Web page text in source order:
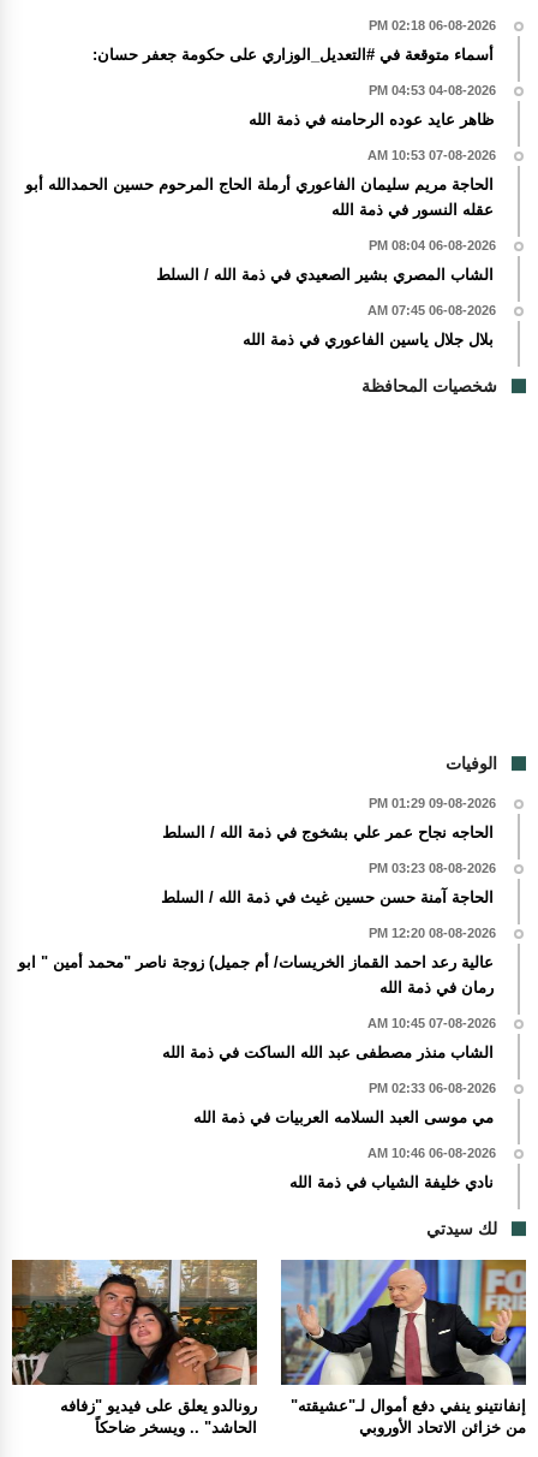
06-08-2026 02:18 PM
أسماء متوقعة في #التعديل_الوزاري على حكومة جعفر حسان:
04-08-2026 04:53 PM
ظاهر عايد عوده الرحامنه في ذمة الله
07-08-2026 10:53 AM
الحاجة مريم سليمان الفاعوري أرملة الحاج المرحوم حسين الحمدالله أبو
عقله النسور في ذمة الله
06-08-2026 08:04 PM
الشاب المصري بشير الصعيدي في ذمة الله / السلط
06-08-2026 07:45 AM
بلال جلال ياسين الفاعوري في ذمة الله
شخصيات المحافظة
الوفيات
09-08-2026 01:29 PM
الحاجه نجاح عمر علي بشخوج في ذمة الله / السلط
08-08-2026 03:23 PM
الحاجة آمنة حسن حسين غيث في ذمة الله / السلط
08-08-2026 12:20 PM
عالية رعد احمد القماز الخريسات/ أم جميل) زوجة ناصر "محمد أمين " ابو
رمان في ذمة الله
07-08-2026 10:45 AM
الشاب منذر مصطفى عبد الله الساكت في ذمة الله
06-08-2026 02:33 PM
مي موسى العبد السلامه العربيات في ذمة الله
06-08-2026 10:46 AM
نادي خليفة الشياب في ذمة الله
لك سيدتي
رونالدو يعلق على فيديو "زفافه
الحاشد" .. ويسخر ضاحكاً
إنفانتينو ينفي دفع أموال لـ"عشيقته"
من خزائن الاتحاد الأوروبي